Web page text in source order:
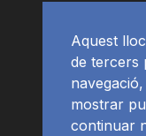
Aquest
de tercers
mostrar
continuar